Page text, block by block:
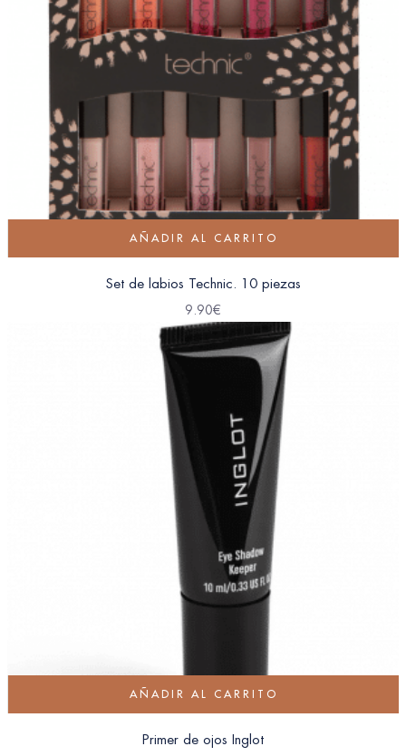
AÑADIR AL CARRITO
Set de labios Technic. 10 piezas
9.90€
AÑADIR AL CARRITO
Primer de ojos Inglot